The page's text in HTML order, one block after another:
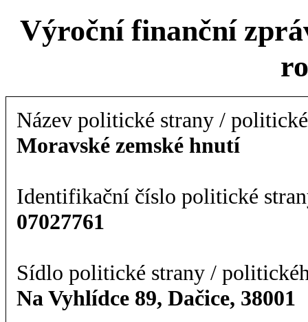
Výroční finanční
Název politické strany /
Moravské zemské hnutí
Identifikační číslo politické
07027761
Sídlo politické strany /
Na Vyhlídce 89, Dačice, 38001